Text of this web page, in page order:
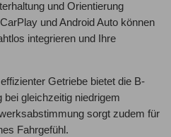
und Orientierung
und Android Auto können
integrieren und Ihre
Getriebe bietet die B-
bei gleichzeitig niedrigem
sorgt zudem für
Fahrgefühl.